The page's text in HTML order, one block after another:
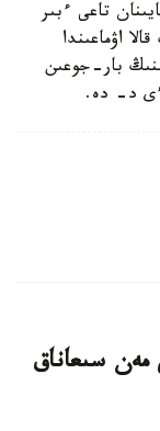
تاعى ءبىر
اۋماعىندا
بار-جوعىن
ءى د- دە.
مەن سىعاناق